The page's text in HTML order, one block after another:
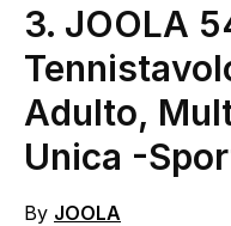
3. JOOLA
Adulto,
Unica -
By JOOLA